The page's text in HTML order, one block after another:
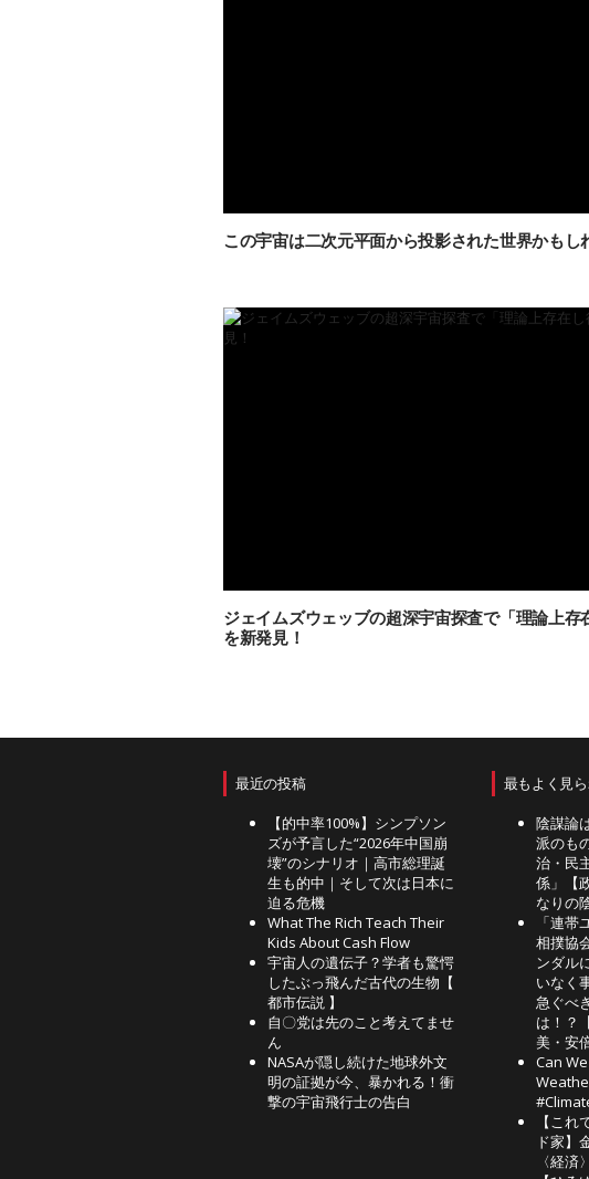
この宇宙は二次元平面から投影された世界かもし
ジェイムズウェッブの超深宇宙探査で「理論上存
を新発見！
最近の投稿
【的中率100%】シンプソン
ズが予言した“2026年中国崩
壊”のシナリオ｜高市総理誕
生も的中｜そして次は日本に
迫る危機
What The Rich Teach Their
Kids About Cash Flow
宇宙人の遺伝子？学者も驚愕
したぶっ飛んだ古代の生物【
都市伝説 】
自〇党は先のこと考えてませ
ん
NASAが隠し続けた地球外文
明の証拠が今、暴かれる！衝
撃の宇宙飛行士の告白
最もよく見
陰謀論
派のも
治・民
係」【
なりの
「連帯
相撲協
ンダル
いなく
急ぐべ
は！？
美・安
Can
【こ
ド家】
〈経済〉